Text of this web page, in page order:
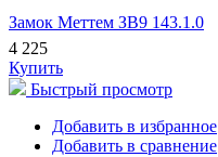
Замок Меттем ЗВ9 143.1.0
4 225
Купить
Быстрый просмотр
Добавить в избранное
Добавить в сравнение